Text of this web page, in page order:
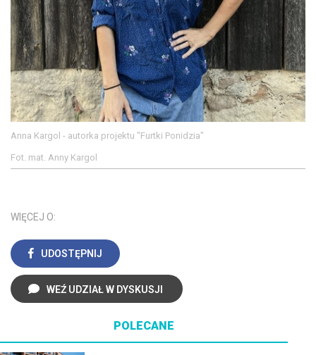
Anna Kargol - autorka projektu "Furtki Ponidzia"
Fot. mat. Anny Kargol
WIĘCEJ O:
UDOSTĘPNIJ
WEŹ UDZIAŁ W DYSKUSJI
POLECANE